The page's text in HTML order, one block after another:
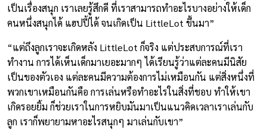
เป็นเรื่องสนุก เราเลยรู้สึกดี ที่เราสามารถทำอะไรบางอย่างให้เด็ก
คนหนึ่งสนุกได้ แฮปปี้ได้ จนเกิดเป็น LittleLot ขึ้นมา”
“แต่ถึงลูกเราจะเกิดหลัง LittleLot ก็จริง แต่ประสบการณ์ที่เรา
ทำงาน การได้เห็นเด็กมาเยอะมากๆ ได้เรียนรู้ว่าแต่ละคนมีนิสัย
เป็นของตัวเอง แต่ละคนมีความต้องการไม่เหมือนกัน แต่สิ่งหนึ่งที่
พวกเขาเหมือนกันคือ การเล่นหรือทำอะไรในสิ่งที่ชอบ ทำให้เขา
เกิดรอยยิ้ม ก็ช่วยเราในการหยิบมันมาเป็นแนวคิดเวลาเราเล่นกับ
ลูก เราก็พยายามหาอะไรสนุกๆ มาเล่นกับเขา”